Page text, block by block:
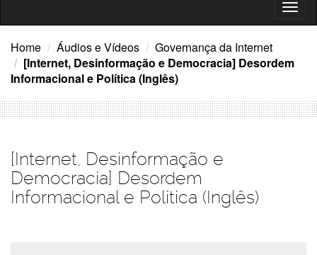
Home Áudios e Vídeos
Governança da Internet
[Internet, Desinformação e Democracia] Desordem
Informacional e Política (Inglês)
[Internet, Desinformação e
Democracia] Desordem
Informacional e Política (Inglês)